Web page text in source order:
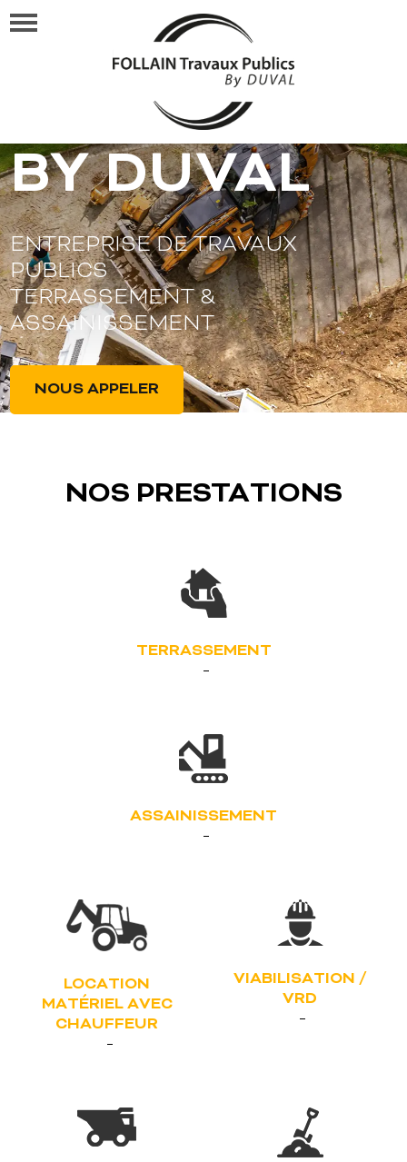
FOLLAIN TP
BY DUVAL
ENTREPRISE DE TRAVAUX
PUBLICS
TERRASSEMENT &
ASSAINISSEMENT
NOUS APPELER
NOS PRESTATIONS
TERRASSEMENT
ASSAINISSEMENT
LOCATION
MATÉRIEL AVEC
CHAUFFEUR
VIABILISATION /
VRD